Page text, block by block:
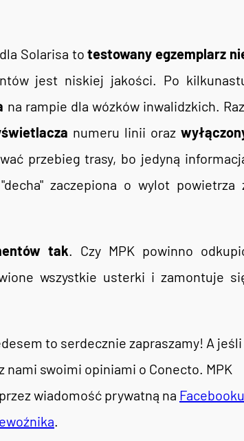
Solarisa to testowany egzemplarz
jest niskiej jakości. Po
na rampie dla wózków inwalidzkich.
numeru linii oraz
przebieg trasy, bo jedyną
zaczepiona o wylot powietrza
tak. Czy MPK powinno
wszystkie usterki i zamontuje
to serdecznie zapraszamy! A jeśli
swoimi opiniami o Conecto. MPK
wiadomość prywatną na Facebooku
.